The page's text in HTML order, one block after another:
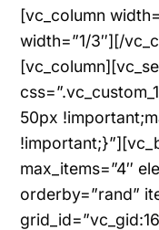
[vc_column
width=”1/3″][/
50px
max_items=”4″
orderby=”rand”